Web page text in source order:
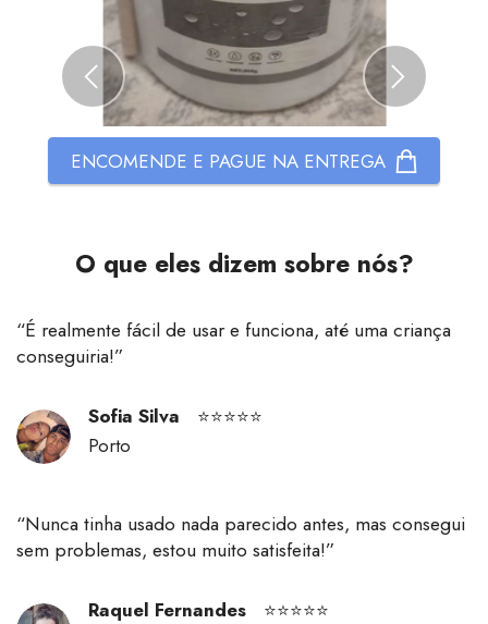
ENCOMENDE E PAGUE NA ENTREGA
O que eles dizem sobre nós?
“É realmente fácil de usar e funciona, até uma criança
conseguiria!”
Sofia Silva
⭐⭐⭐⭐⭐
Porto
“Nunca tinha usado nada parecido antes, mas consegui
sem problemas, estou muito satisfeita!”
Raquel Fernandes
⭐⭐⭐⭐⭐